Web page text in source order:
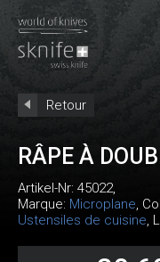
Retour
RÂPE À
Artikel-Nr: 45022,
Marque: Microplane,
Ustensiles de cuisine,